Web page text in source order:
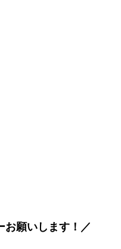
お願いします！／